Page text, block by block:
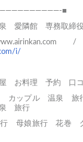
■
愛隣館 専務取締
/
i/
お料理 予約
口
カップル 温泉 旅
旅行
母娘旅行 花巻